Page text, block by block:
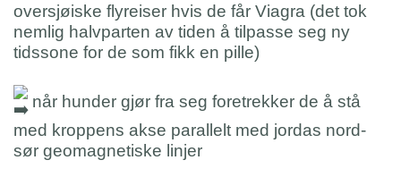
oversjøiske flyreiser hvis de får Viagra (det tok
nemlig halvparten av tiden å tilpasse seg ny
tidssone for de som fikk en pille)
når hunder gjør fra seg foretrekker de å stå
med kroppens akse parallelt med jordas nord-
sør geomagnetiske linjer